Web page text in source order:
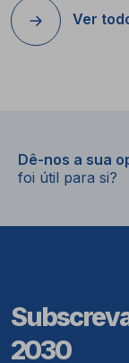
Ver
Dê-nos a sua
foi útil para si?
2030